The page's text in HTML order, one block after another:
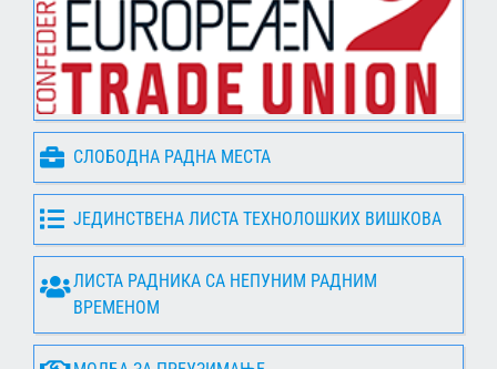
СЛОБОДНА РАДНА МЕСТА
ЈЕДИНСТВЕНА ЛИСТА ТЕХНОЛОШКИХ ВИШКОВА
ЛИСТА РАДНИКА СА НЕПУНИМ РАДНИМ
ВРЕМЕНОМ